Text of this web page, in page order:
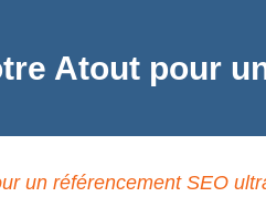
Atout pour
un référencement SEO